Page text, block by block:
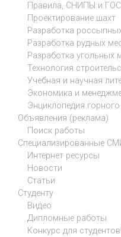
Правила, СНИПЫ и
Проектирование шахт
Разработка
Разработка рудных
Разработка угольных
Технология
Учебная и научная
Экономика и
Энциклопедия горного
Объявления (реклама)
Поиск работы
Специализированные
Интернет ресурсы
Новости
Статьи
Студенту
Видео
Дипломные работы
Конкурс для студентов!